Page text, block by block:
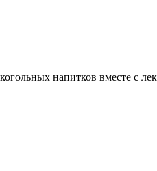
напитков вместе с